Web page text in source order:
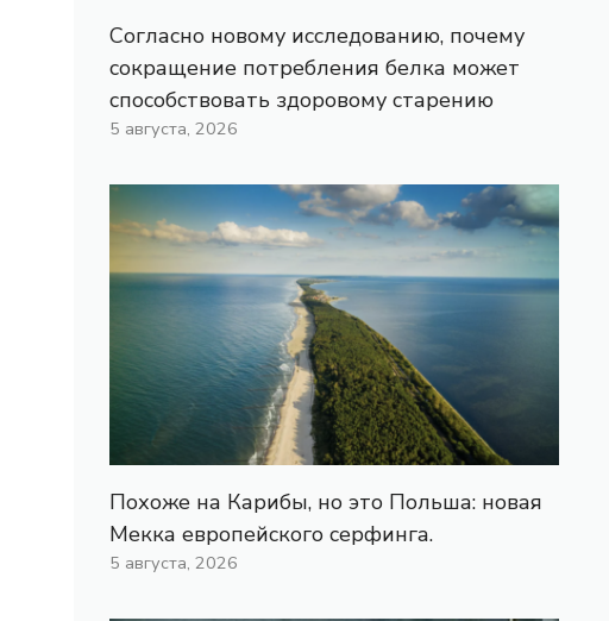
Согласно новому исследованию, почему
сокращение потребления белка может
способствовать здоровому старению
5 августа, 2026
Похоже на Карибы, но это Польша: новая
Мекка европейского серфинга.
5 августа, 2026